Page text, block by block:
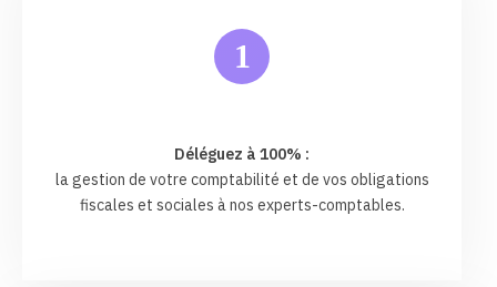
1
Déléguez à 100% :
la gestion de votre comptabilité et de vos obligations
fiscales et sociales à nos experts-comptables.